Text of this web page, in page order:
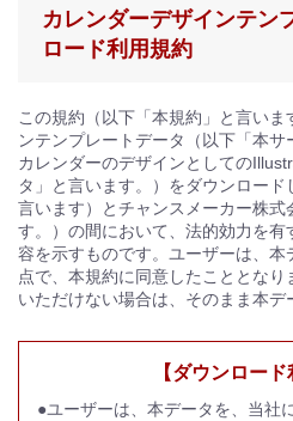
カレンダーデザインテン
ロード利用規約
この規約（以下「本規約」と言い
ンテンプレートデータ（以下「本サ
カレンダーのデザインとしての
タ」と言います。）をダウンロード
言います）とチャンスメーカー株式
す。）の間において、法的効力を
容を示すものです。ユーザーは、
点で、本規約に同意したこととな
いただけない場合は、そのまま本デ
【ダウンロード
●ユーザーは、本データを、当社